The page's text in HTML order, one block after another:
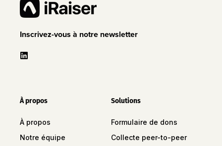
Inscrivez-vous à notre newsletter
À propos
À propos
Notre équipe
Solutions
Formulaire de dons
Collecte peer-to-peer